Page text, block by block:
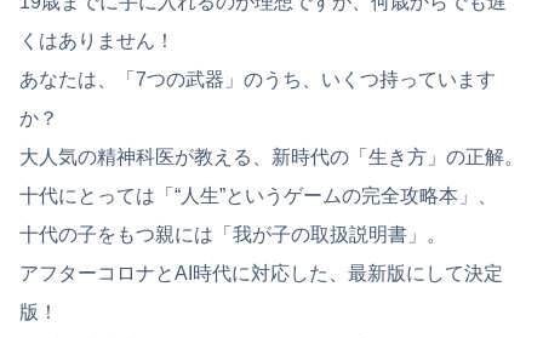
くはありません！
あなたは、「7つの武器」のうち、いくつ持っています
か？
大人気の精神科医が教える、新時代の「生き方」の正解。
十代にとっては「“人生”というゲームの完全攻略本」、
十代の子をもつ親には「我が子の取扱説明書」。
アフターコロナとAI時代に対応した、最新版にして決定
版！